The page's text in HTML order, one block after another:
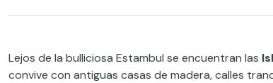
Lejos de la bulliciosa Estambul se encuentran las
convive con antiguas casas de madera, calles